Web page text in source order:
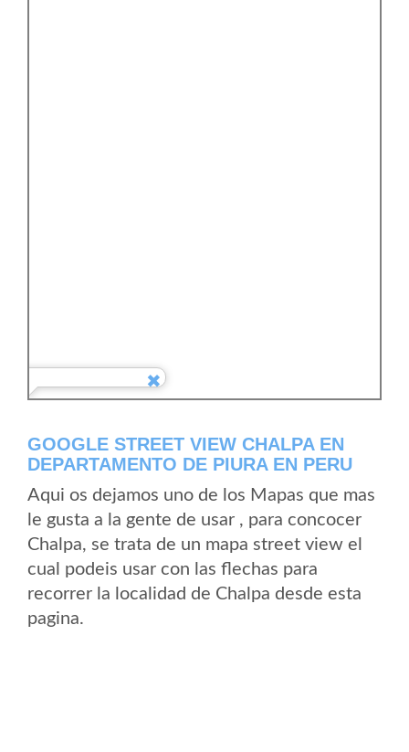
GOOGLE STREET VIEW CHALPA EN
DEPARTAMENTO DE PIURA EN PERU
Aqui os dejamos uno de los Mapas que mas
le gusta a la gente de usar , para concocer
Chalpa, se trata de un mapa street view el
cual podeis usar con las flechas para
recorrer la localidad de Chalpa desde esta
pagina.